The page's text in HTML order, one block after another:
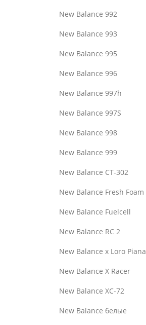
New Balance 992
New Balance 993
New Balance 995
New Balance 996
New Balance 997h
New Balance 997S
New Balance 998
New Balance 999
New Balance CT-302
New Balance Fresh Foam
New Balance Fuelcell
New Balance RC 2
New Balance x Loro Piana
New Balance X Racer
New Balance XC-72
New Balance белые